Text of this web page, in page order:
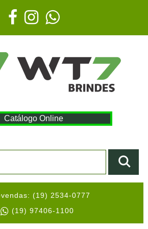
Catálogo Online
(19) 2534-0777
(19) 97406-1100